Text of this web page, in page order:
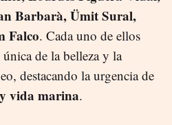
Barbarà, Ümit Sural,
Falco. Cada uno de ellos
de la belleza y la
destacando la urgencia de
vida marina.